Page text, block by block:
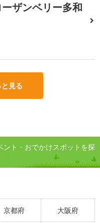
ザンベリー多和
見る
ト・おでかけスポットを探
京都府 大阪府